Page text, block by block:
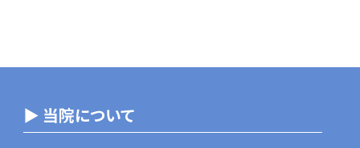
▶ 当院について